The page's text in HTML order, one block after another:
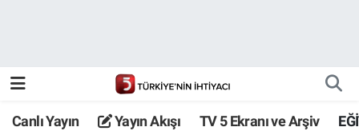
Canlı Yayın Yayın Akışı TV 5 Ekranı ve Arşiv